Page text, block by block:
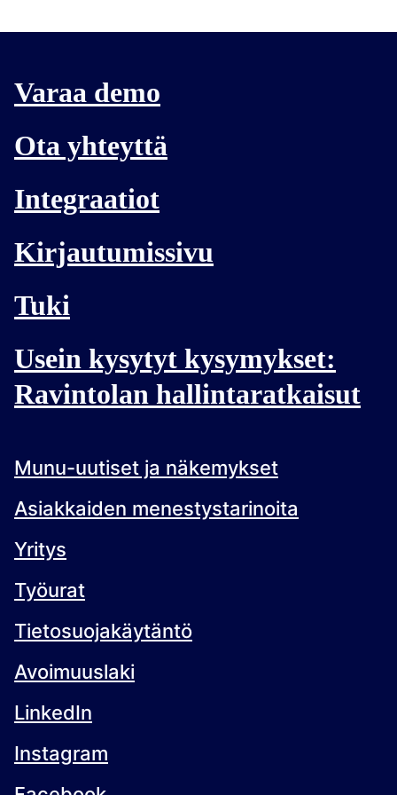
Varaa demo
Ota yhteyttä
Integraatiot
Kirjautumissivu
Tuki
Usein kysytyt kysymykset:
Ravintolan hallintaratkaisut
Munu-uutiset ja näkemykset
Asiakkaiden menestystarinoita
Yritys
Työurat
Tietosuojakäytäntö
Avoimuuslaki
LinkedIn
Instagram